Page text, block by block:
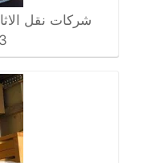
شركات نقل